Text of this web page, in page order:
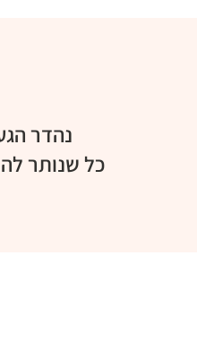
נהדר
כל שנותר